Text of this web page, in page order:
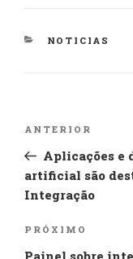
CATEGORIAS
NOTICIAS
Post
Post
anterior
ANTERIOR
Aplicações e
artificial são
Integração
Próximo
post
PRÓXIMO